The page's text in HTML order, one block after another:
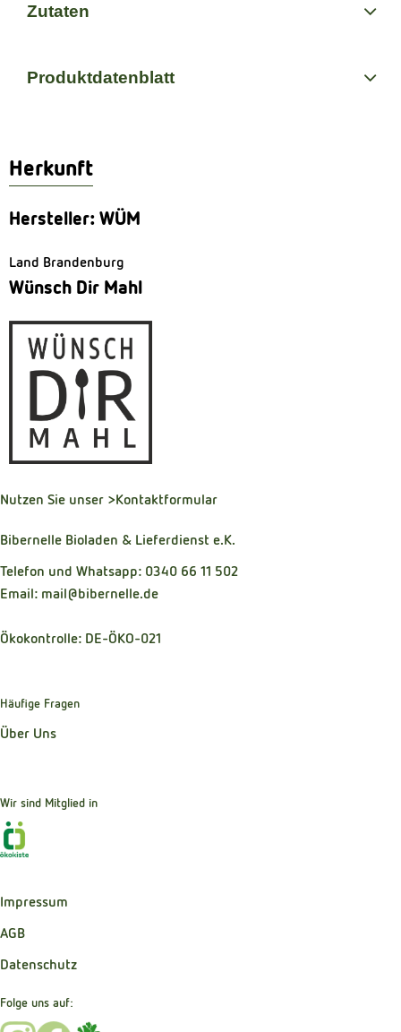
Zutaten
Produktdatenblatt
Herkunft
Hersteller: WÜM
Land Brandenburg
Wünsch Dir Mahl
Nutzen Sie unser >Kontaktformular
Bibernelle Bioladen & Lieferdienst e.K.
Telefon und Whatsapp: 0340 66 11 502
Email: mail@bibernelle.de
Ökokontrolle: DE-ÖKO-021
Häufige Fragen
Über Uns
Wir sind Mitglied in
Impressum
AGB
Datenschutz
Folge uns auf: